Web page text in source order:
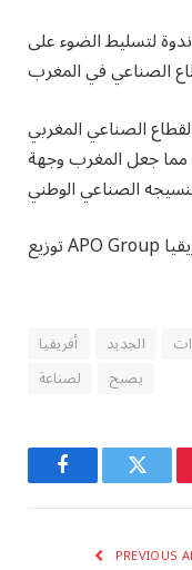
لتسليط الضوء على
الصناعي المغربي
مما جعل المغرب وجهة
أفريقيا الجديد
لصناعة
يصبح
FacebookTwitter
PREVIOUS